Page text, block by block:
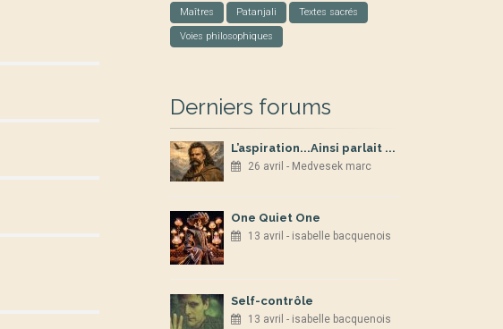
Maîtres Patanjali Textes sacrés
Voies philosophiques
Derniers forums
L’aspiration...Ainsi parlait ...
26 avril - Medvesek marc
One Quiet One
13 avril - isabelle bacquenois
Self-contrôle
13 avril - isabelle bacquenois